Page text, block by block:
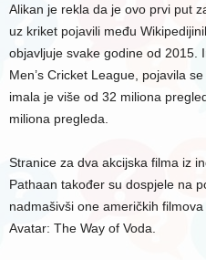
Alikan je rekla da je ovo prvi put
uz kriket pojavili među
objavljuje svake godine od 2015.
Men’s Cricket League, pojavila
imala je više od 32 miliona
miliona pregleda.
Stranice za dva akcijska filma iz
Pathaan također su dospjele na
nadmašivši one američkih
Avatar: The Way of Voda.